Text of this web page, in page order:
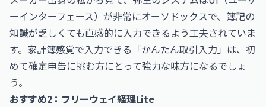
ーインターフェース）が非常にオーソドックスで、簿記の
知識が乏しくても直感的に入力できるよう工夫されていま
す。家計簿感覚で入力できる「かんたん取引入力」は、初
めて確定申告に挑む方にとって強力な味方になるでしょ
う。
おすすめ2：フリーウェイ経理Lite